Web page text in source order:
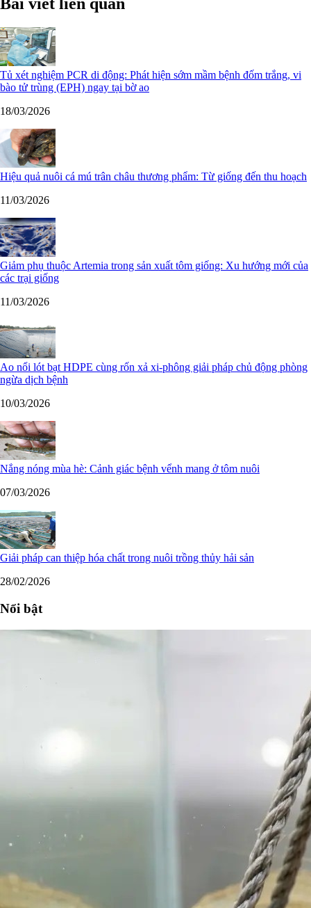
Bài viết liên quan
Tủ xét nghiệm PCR di động: Phát hiện sớm mầm bệnh đốm trắng, vi
bào tử trùng (EPH) ngay tại bờ ao
18/03/2026
Hiệu quả nuôi cá mú trân châu thương phẩm: Từ giống đến thu hoạch
11/03/2026
Giảm phụ thuộc Artemia trong sản xuất tôm giống: Xu hướng mới của
các trại giống
11/03/2026
Ao nổi lót bạt HDPE cùng rốn xả xi-phông giải pháp chủ động phòng
ngừa dịch bệnh
10/03/2026
Nắng nóng mùa hè: Cảnh giác bệnh vểnh mang ở tôm nuôi
07/03/2026
Giải pháp can thiệp hóa chất trong nuôi trồng thủy hải sản
28/02/2026
Nổi bật